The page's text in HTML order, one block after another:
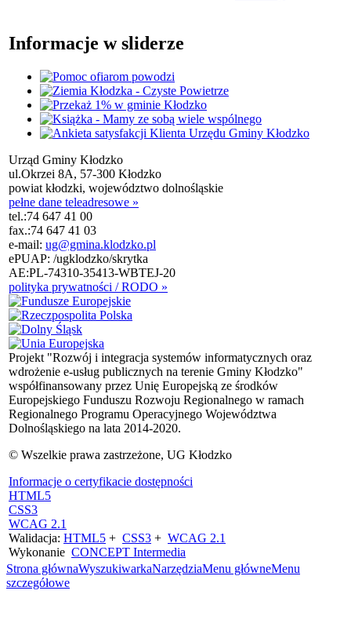
Informacje w sliderze
Urząd Gminy Kłodzko
ul.Okrzei 8A, 57-300 Kłodzko
powiat kłodzki, województwo dolnośląskie
pełne dane teleadresowe »
tel.:74 647 41 00
fax.:74 647 41 03
e-mail: ug@gmina.klodzko.pl
ePUAP: /ugklodzko/skrytka
AE:PL-74310-35413-WBTEJ-20
polityka prywatności / RODO »
Projekt "Rozwój i integracja systemów informatycznych oraz
wdrożenie e-usług publicznych na terenie Gminy Kłodzko"
współfinansowany przez Unię Europejską ze środków
Europejskiego Funduszu Rozwoju Regionalnego w ramach
Regionalnego Programu Operacyjnego Województwa
Dolnośląskiego na lata 2014-2020.
© Wszelkie prawa zastrzeżone, UG Kłodzko
Informacje o certyfikacie dostępności
HTML5
CSS3
WCAG 2.1
Walidacja: HTML5 + CSS3 + WCAG 2.1
Wykonanie CONCEPT Intermedia
Strona głównaWyszukiwarkaNarzędziaMenu główneMenu
szczegółowe